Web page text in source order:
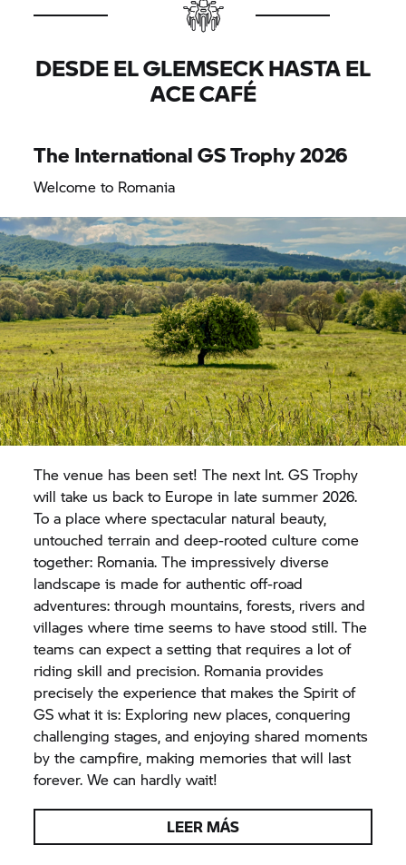
DESDE EL GLEMSECK HASTA EL
ACE CAFÉ
The InternationalGS Trophy2026
Welcome to Romania
The venue has been set! The next Int.GS Trophy
will take us back to Europe in late summer 2026.
To a place where spectacular natural beauty,
untouched terrain and deep-rooted culture come
together: Romania. The impressively diverse
landscape is made for authentic off-road
adventures: through mountains, forests, rivers and
villages where time seems to have stood still. The
teams can expect a setting that requires a lot of
riding skill and precision. Romania provides
precisely the experience that makes the Spirit of
GS what it is: Exploring new places, conquering
challenging stages, and enjoying shared moments
by the campfire, making memories that will last
forever. We can hardly wait!
LEER MÁS